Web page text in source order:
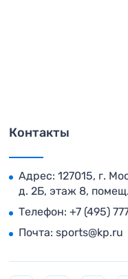
Контакты
Адрес: 127015, г.
д. 2Б, этаж 8,
Телефон: +7 (495)
Почта: sports@kp.ru